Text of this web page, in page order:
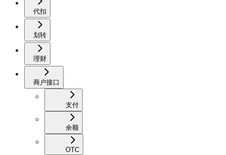
代扣
划转
理财
商户接口
支付
余额
OTC